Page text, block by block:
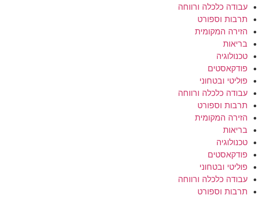
עבודה כלכלה ורווחה
תרבות וספורט
הזירה המקומית
בריאות
טכנולוגיה
פודקאסטים
פוליטי ובטחוני
עבודה כלכלה ורווחה
תרבות וספורט
הזירה המקומית
בריאות
טכנולוגיה
פודקאסטים
פוליטי ובטחוני
עבודה כלכלה ורווחה
תרבות וספורט